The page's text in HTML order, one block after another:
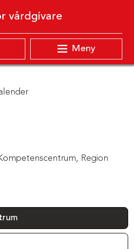
vårdgivare
Meny
Region